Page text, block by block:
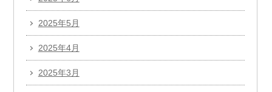
2025年5月
2025年4月
2025年3月